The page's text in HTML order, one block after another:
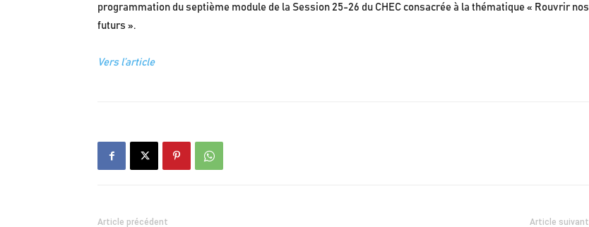
programmation du septième module de la Session 25-26 du CHEC consacrée à la thématique « Rouvrir nos
futurs ».
Vers l’article
Article précédent Article suivant